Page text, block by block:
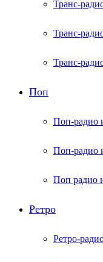
Транс-
Транс-
Транс-
Поп
Поп-радио
Поп-радио
Поп радио
Ретро
Ретро-